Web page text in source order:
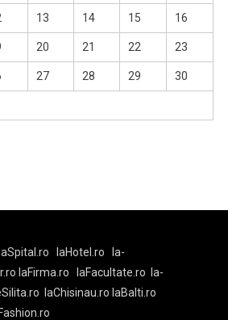
13 14 15 16
20 21 22 23
27 28 29 30
laSpital.ro laHotel.ro
la-
laFirma.ro laFacultate.ro
la-
laChisinau.ro laBalti.ro